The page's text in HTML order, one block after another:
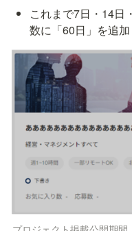
これまで7日・14日
数に「60日」を追加